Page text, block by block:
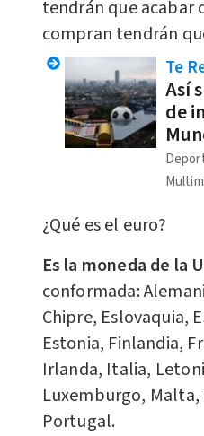
tendrán que acabar
compran tendrán
Te
Así
de
¿Qué es el euro?
Es la moneda de la
conformada:
Chipre, Eslovaquia,
Estonia, Finlandia,
Irlanda, Italia,
Luxemburgo, Malta,
Portugal.